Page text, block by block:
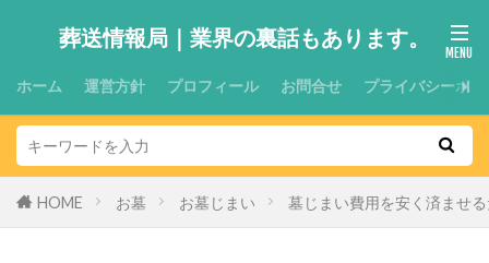
葬送情報局｜業界の裏話もあります。
ホーム 運営方針 プロフィール お問合せ プライバシーポ
HOME お墓 お墓じまい 墓じまい費用を安く済ませ